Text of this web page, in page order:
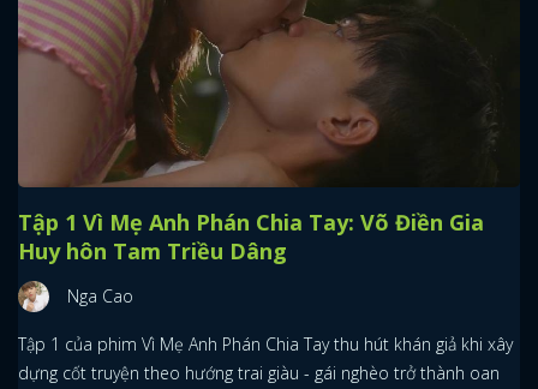
Tập 1 Vì Mẹ Anh Phán Chia Tay: Võ Điền Gia
Huy hôn Tam Triều Dâng
Nga Cao
Tập 1 của phim Vì Mẹ Anh Phán Chia Tay thu hút khán giả khi xây
dựng cốt truyện theo hướng trai giàu - gái nghèo trở thành oan